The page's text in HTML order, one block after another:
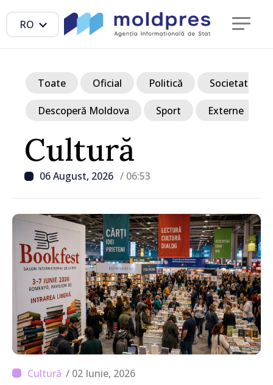
RO
Cultură
06 August, 2026 / 06:53
Toate Oficial Politică Societate
Descoperă Moldova Sport Externe
/ 02 Iunie, 2026